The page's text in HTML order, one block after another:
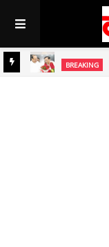
BREAKING